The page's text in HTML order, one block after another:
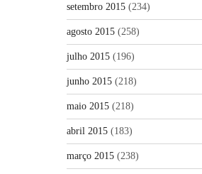
setembro 2015 (234)
agosto 2015 (258)
julho 2015 (196)
junho 2015 (218)
maio 2015 (218)
abril 2015 (183)
março 2015 (238)